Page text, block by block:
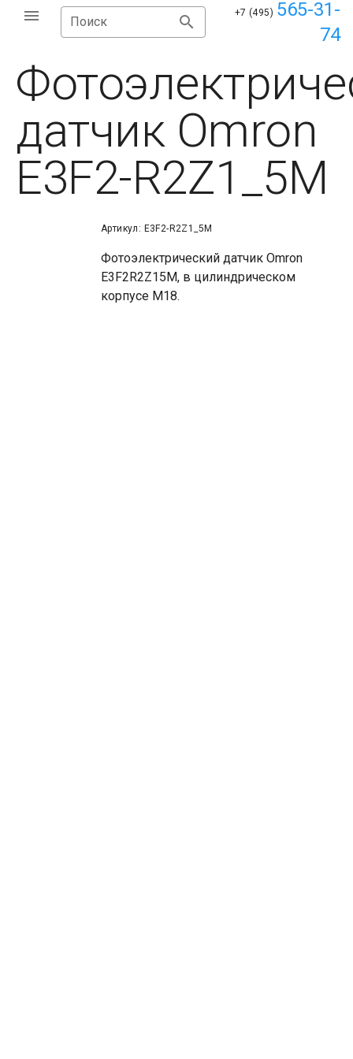
Поиск
+7 (495) 565-31-
74
датчик Omron
E3F2-R2Z1_5M
Артикул: E3F2-R2Z1_5M
Фотоэлектрический датчик Omron
E3F2R2Z15M, в цилиндрическом
корпусе М18.